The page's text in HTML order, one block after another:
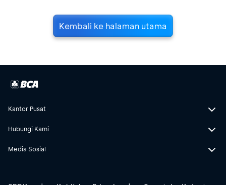
Kembali ke halaman utama
Kantor Pusat
Hubungi Kami
Media Sosial